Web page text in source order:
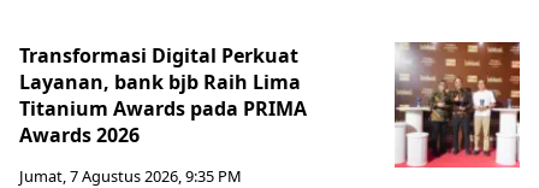
Transformasi Digital Perkuat
Layanan, bank bjb Raih Lima
Titanium Awards pada PRIMA
Awards 2026
Jumat, 7 Agustus 2026, 9:35 PM